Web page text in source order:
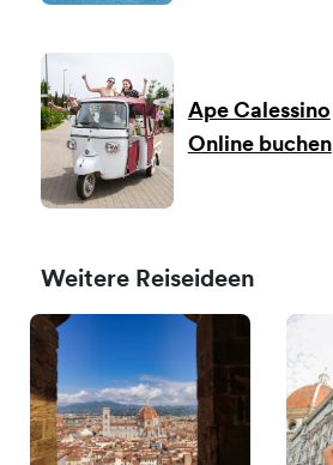
Ape Calessino
Online buchen
Weitere Reiseideen